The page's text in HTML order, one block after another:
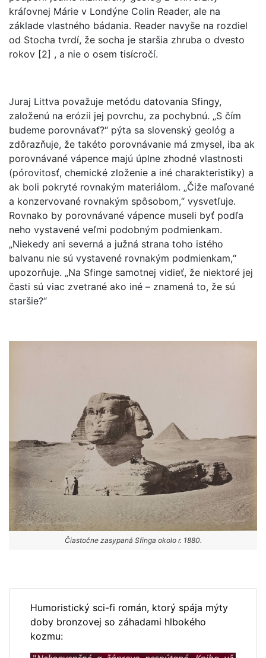
kráľovnej Márie v Londýne Colin Reader, ale na
základe vlastného bádania. Reader navyše na rozdiel
od Stocha tvrdí, že socha je staršia zhruba o dvesto
rokov [2] , a nie o osem tisícročí.
Juraj Littva považuje metódu datovania Sfingy,
založenú na erózii jej povrchu, za pochybnú. „S čím
budeme porovnávať?“ pýta sa slovenský geológ a
zdôrazňuje, že takéto porovnávanie má zmysel, iba ak
porovnávané vápence majú úplne zhodné vlastnosti
(pórovitosť, chemické zloženie a iné charakteristiky) a
ak boli pokryté rovnakým materiálom. „Čiže maľované
a konzervované rovnakým spôsobom,“ vysvetľuje.
Rovnako by porovnávané vápence museli byť podľa
neho vystavené veľmi podobným podmienkam.
„Niekedy ani severná a južná strana toho istého
balvanu nie sú vystavené rovnakým podmienkam,“
upozorňuje. „Na Sfinge samotnej vidieť, že niektoré jej
časti sú viac zvetrané ako iné – znamená to, že sú
staršie?“
Čiastočne zasypaná Sfinga okolo r. 1880.
Humoristický sci-fi román, ktorý spája mýty
doby bronzovej so záhadami hlbokého
kozmu: